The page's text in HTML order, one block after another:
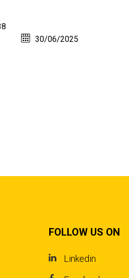
30/06/2025
FOLLOW US ON
Linkedin